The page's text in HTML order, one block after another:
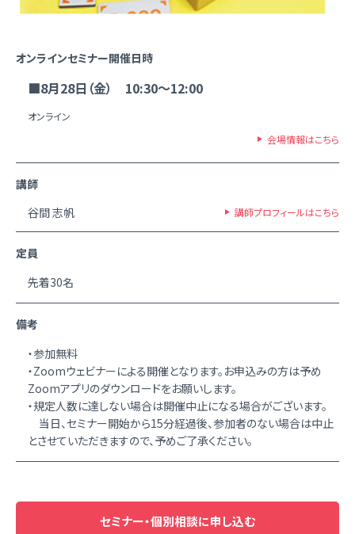
オンラインセミナー開催日時
■8月28日（金） 10:30～12:00
オンライン
会場情報はこちら
講師
谷間 志帆
講師プロフィールはこちら
定員
先着30名
備考
・参加無料
・Zoomウェビナーによる開催となります。お申込みの方は予め
Zoomアプリのダウンロードをお願いします。
・規定人数に達しない場合は開催中止になる場合がございます。
当日、セミナー開始から15分経過後、参加者のない場合は中止
とさせていただきますので、予めご了承ください。
セミナー・個別相談に申し込む